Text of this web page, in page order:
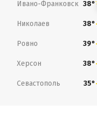
Ивано-Франковск 38°
Николаев 38°
Ровно 39°
Херсон 38°
Севастополь 35°